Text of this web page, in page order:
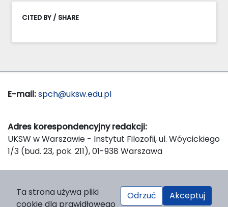
CITED BY / SHARE
E-mail:spch@uksw.edu.pl
Adres korespondencyjny redakcji:
UKSW w Warszawie - Instytut Filozofii, ul. Wóycickiego
1/3 (bud. 23, pok. 211), 01-938 Warszawa
Wydawnictwo Naukowe UKSW, ul. Dewajtis 5, domek
Ta strona używa pliki
cookie dla prawidłowego
Odrzuć Akceptuj